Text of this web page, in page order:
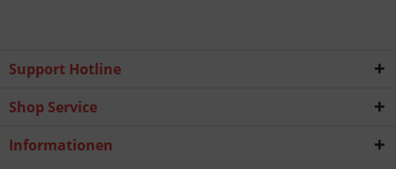
Support Hotline
Shop Service
Informationen